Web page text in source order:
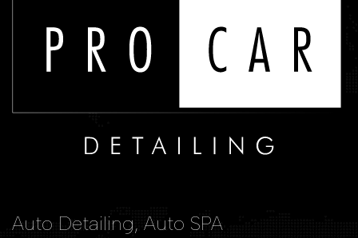
Auto Detailing, Auto SPA